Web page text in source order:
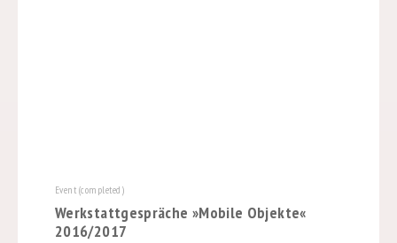
Event (completed)
Werkstattgespräche »Mobile Objekte«
2016/2017